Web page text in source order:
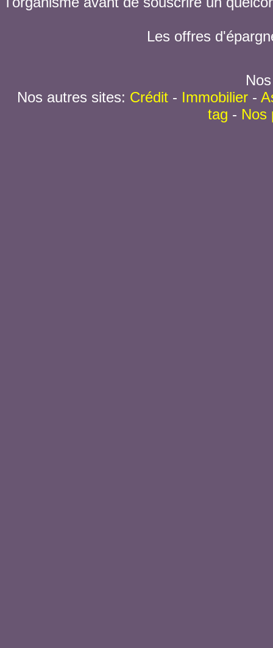
Les offres
Nos autres sites: Crédit- Immobilier-
tag - Nos